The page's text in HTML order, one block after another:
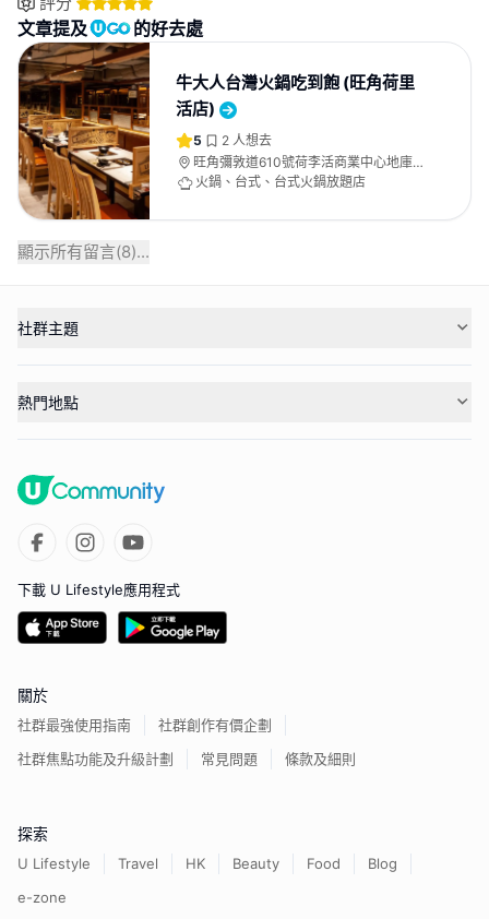
文章提及 的好去處
牛大人台灣火鍋吃到飽 (旺角荷里
活店)
5 2 人想去
旺角彌敦道610號荷李活商業中心地庫
A&B號舖
火鍋、台式、台式火鍋放題店
顯示所有留言(8)...
社群主題
熱門地點
下載 U Lifestyle應用程式
關於
社群最強使用指南
社群創作有價企劃
社群焦點功能及升級計劃
常見問題 條款及細則
探索
U Lifestyle Travel HK Beauty Food
Blog
e-zone